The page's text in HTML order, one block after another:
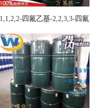
1,1,2,2-四氟乙基-2,2,3,3-四氟